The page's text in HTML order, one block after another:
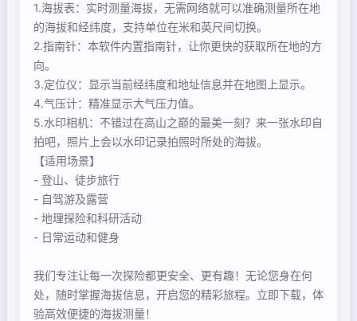
1.海拔表：实时测量海拔，无需网络就可以准确测量所在地
的海拔和经纬度，支持单位在米和英尺间切换。
2.指南针：本软件内置指南针，让你更快的获取所在地的方
向。
3.定位仪：显示当前经纬度和地址信息并在地图上显示。
4.气压计：精准显示大气压力值。
5.水印相机：不错过在高山之巅的最美一刻？来一张水印自
拍吧，照片上会以水印记录拍照时所处的海拔。
【适用场景】
- 登山、徒步旅行
- 自驾游及露营
- 地理探险和科研活动
- 日常运动和健身
我们专注让每一次探险都更安全、更有趣！无论您身在何
处，随时掌握海拔信息，开启您的精彩旅程。立即下载，体
验高效便捷的海拔测量！